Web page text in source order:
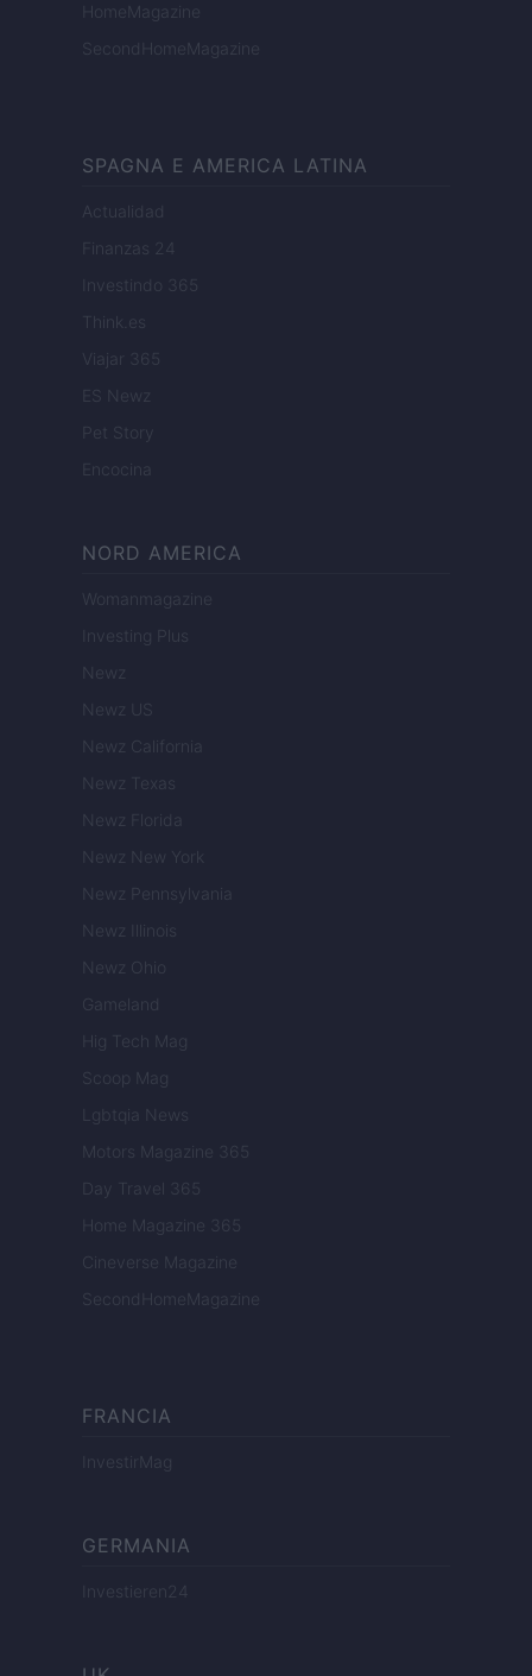
HomeMagazine
SecondHomeMagazine
SPAGNA E AMERICA LATINA
Actualidad
Finanzas 24
Investindo 365
Think.es
Viajar 365
ES Newz
Pet Story
Encocina
NORD AMERICA
Womanmagazine
Investing Plus
Newz
Newz US
Newz California
Newz Texas
Newz Florida
Newz New York
Newz Pennsylvania
Newz Illinois
Newz Ohio
Gameland
Hig Tech Mag
Scoop Mag
Lgbtqia News
Motors Magazine 365
Day Travel 365
Home Magazine 365
Cineverse Magazine
SecondHomeMagazine
FRANCIA
InvestirMag
GERMANIA
Investieren24